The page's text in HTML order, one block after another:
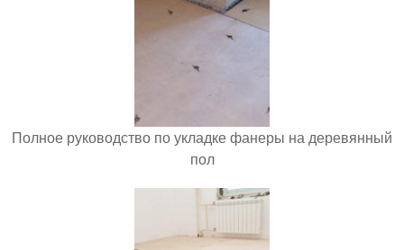
Полное руководство по укладке фанеры на деревянный
пол